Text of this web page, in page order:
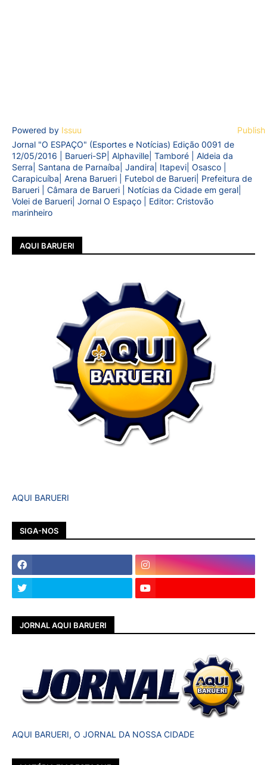
Powered by Issuu
Jornal "O ESPAÇO" (Esportes e Notícias) Edição 0091 de
12/05/2016 | Barueri-SP| Alphaville| Tamboré | Aldeia da
Serra| Santana de Parnaíba| Jandira| Itapevi| Osasco |
Carapicuíba| Arena Barueri | Futebol de Barueri| Prefeitura de
Barueri | Câmara de Barueri | Notícias da Cidade em geral|
Volei de Barueri| Jornal O Espaço | Editor: Cristovão
marinheiro
AQUI BARUERI
AQUI BARUERI
SIGA-NOS
JORNAL AQUI BARUERI
AQUI BARUERI, O JORNAL DA NOSSA CIDADE